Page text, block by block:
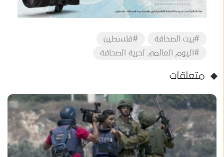
#بيت الصحافة
#فلسطين
#اليوم العالمي لحرية الصحافة
متعلقات